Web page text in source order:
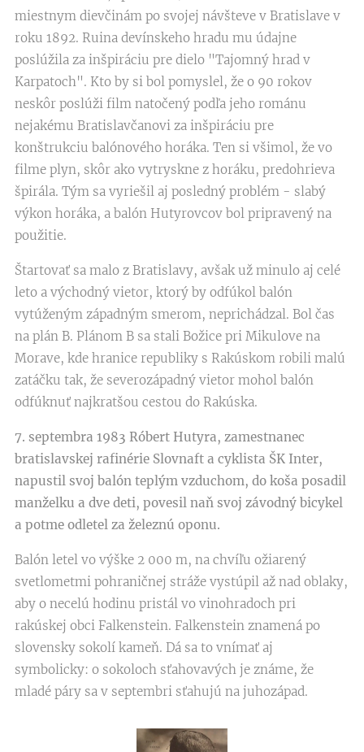
miestnym dievčinám po svojej návšteve v Bratislave v
roku 1892. Ruina devínskeho hradu mu údajne
poslúžila za inšpiráciu pre dielo "Tajomný hrad v
Karpatoch". Kto by si bol pomyslel, že o 90 rokov
neskôr poslúži film natočený podľa jeho románu
nejakému Bratislavčanovi za inšpiráciu pre
konštrukciu balónového horáka. Ten si všimol, že vo
filme plyn, skôr ako vytryskne z horáku, predohrieva
špirála. Tým sa vyriešil aj posledný problém - slabý
výkon horáka, a balón Hutyrovcov bol pripravený na
použitie.
Štartovať sa malo z Bratislavy, avšak už minulo aj celé
leto a východný vietor, ktorý by odfúkol balón
vytúženým západným smerom, neprichádzal. Bol čas
na plán B. Plánom B sa stali Božice pri Mikulove na
Morave, kde hranice republiky s Rakúskom robili malú
zatáčku tak, že severozápadný vietor mohol balón
odfúknuť najkratšou cestou do Rakúska.
7. septembra 1983 Róbert Hutyra, zamestnanec
bratislavskej rafinérie Slovnaft a cyklista ŠK Inter,
napustil svoj balón teplým vzduchom, do koša posadil
manželku a dve deti, povesil naň svoj závodný bicykel
a potme odletel za železnú oponu.
Balón letel vo výške 2 000 m, na chvíľu ožiarený
svetlometmi pohraničnej stráže vystúpil až nad oblaky,
aby o necelú hodinu pristál vo vinohradoch pri
rakúskej obci Falkenstein. Falkenstein znamená po
slovensky sokolí kameň. Dá sa to vnímať aj
symbolicky: o sokoloch sťahovavých je známe, že
mladé páry sa v septembri sťahujú na juhozápad.